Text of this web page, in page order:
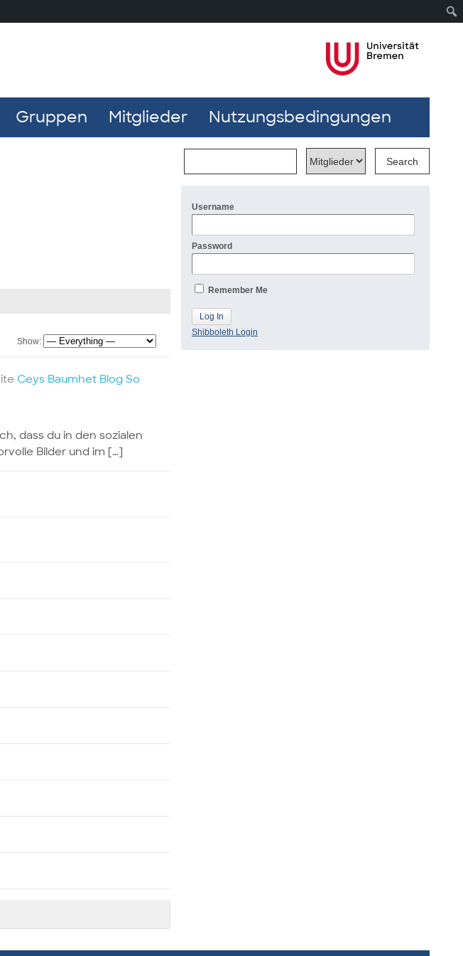
Gruppen Mitglieder Nutzungsbedingungen
Show:
Ceys Baumhet Blog So
dass du in den sozialen
Bilder und im […]
Username
Password
Remember Me
Shibboleth Login